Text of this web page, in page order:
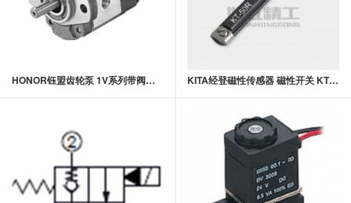
HONOR钰盟齿轮泵 1V系列带阀齿轮泵 KITA经登磁性传感器 磁性开关 KT50系列